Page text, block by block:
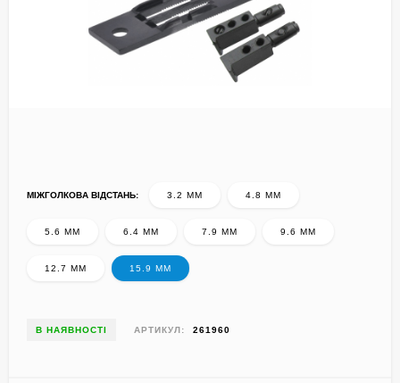
МІЖГОЛКОВА ВІДСТАНЬ: 3.2 ММ 4.8 ММ
5.6 ММ 6.4 ММ 7.9 ММ 9.6 ММ
12.7 ММ 15.9 ММ
В НАЯВНОСТІ АРТИКУЛ: 261960